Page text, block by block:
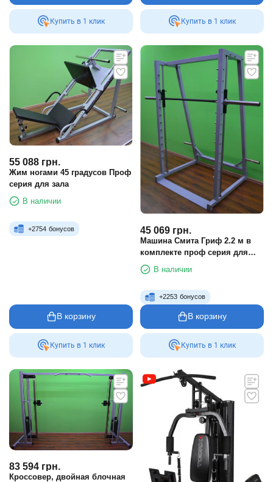
Купить в 1 клик Купить в 1 клик
55 088 грн.
Жим ногами 45 градусов Проф
серия для зала
В наличии
+2754 бонусов
В корзину
Купить в 1 клик
45 069 грн.
Машина Смита Гриф 2.2 м в
комплекте проф серия для
зала
В наличии
+2253 бонусов
В корзину
Купить в 1 клик
83 594 грн.
Кроссовер, двойная блочная